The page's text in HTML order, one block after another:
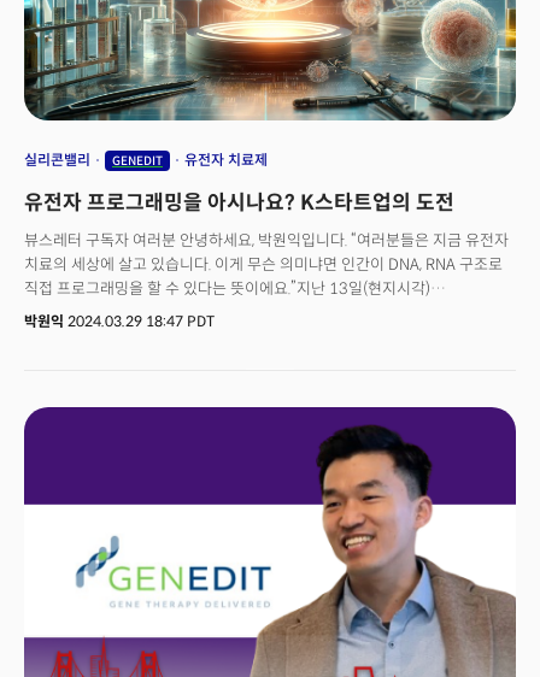
증후군) 같은 심각한 자가면역 질환을 일으킨다는 사실이 확인됐다.이후
사카구치 박사는 이러한 연구들을 종합해, Foxp3 유전자가 조절 T세포의
형성과 작동 원리를 조정한다는 메커니즘을 확립했다. 이로써 면역계가
'스스로를 공격하지 않는 법'을 배우는 원리가 명확해졌다. 이 발견은 단순한
과학적 호기심을 넘어, 자가면역 질환 치료의 길을 여는 결정적인 단서가 됐다.
실리콘밸리 GENEDIT 유전자 치료제
유전자 프로그래밍을 아시나요? K스타트업의 도전
뷰스레터 구독자 여러분 안녕하세요, 박원익입니다. “여러분들은 지금 유전자
치료의 세상에 살고 있습니다. 이게 무슨 의미냐면 인간이 DNA, RNA 구조로
직접 프로그래밍을 할 수 있다는 뜻이에요.”지난 13일(현지시각)
실리콘밸리에서 만난 이건우 진에딧 대표의 이야기를 듣고 충격을
시가총액 9위 기업에 오른 일라이 릴리가 대표적 사례입니다. 특정 단백질을
활용한 약물, 유전자 편집 등 바이오테크 분야에서 놀라운 혁신이 매일 같이
이뤄지고 있었습니다. 이렇게 혁신의 현장에서 글로벌 시장에 도전하는
K스타트업이 있습니다. 쉽진 않습니다. 하지만 그들은 도전하고 성취해 내고
있었습니다.
박원익 2024.03.29 18:47 PDT